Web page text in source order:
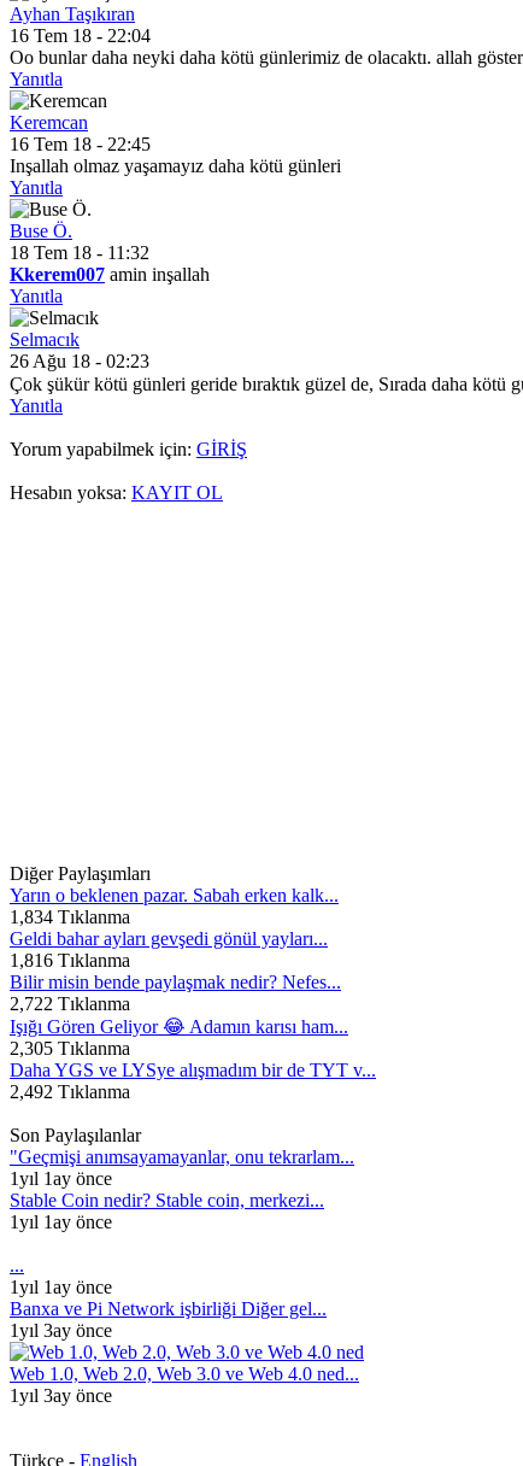
Ayhan Taşıkıran
16 Tem 18 - 22:04
Oo bunlar daha neyki daha kötü günlerimiz de olacaktı. allah
Yanıtla
Keremcan
16 Tem 18 - 22:45
Inşallah olmaz yaşamayız daha kötü günleri
Yanıtla
Buse Ö.
18 Tem 18 - 11:32
Kkerem007 amin inşallah
Yanıtla
Selmacık
26 Ağu 18 - 02:23
Çok şükür kötü günleri geride bıraktık güzel de, Sırada daha
Yanıtla
Yorum yapabilmek için: GİRİŞ
Hesabın yoksa: KAYIT OL
Diğer Paylaşımları
Yarın o beklenen pazar. Sabah erken kalk...
1,834 Tıklanma
Geldi bahar ayları gevşedi gönül yayları...
1,816 Tıklanma
Bilir misin bende paylaşmak nedir? Nefes...
2,722 Tıklanma
Işığı Gören Geliyor 😂 Adamın karısı ham...
2,305 Tıklanma
Daha YGS ve LYSye alışmadım bir de TYT v...
2,492 Tıklanma
Son Paylaşılanlar
"Geçmişi anımsayamayanlar, onu tekrarlam...
1yıl 1ay önce
Stable Coin nedir? Stable coin, merkezi...
1yıl 1ay önce
...
1yıl 1ay önce
Banxa ve Pi Network işbirliği Diğer gel...
1yıl 3ay önce
Web 1.0, Web 2.0, Web 3.0 ve Web 4.0 ned...
1yıl 3ay önce
Türkçe - English